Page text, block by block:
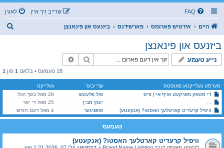
FAQ לאגין שרייב זיך איין
היים אידטיש פארומס פארשידנס ביזנעס און פינאנצן
ביזנעס און פינאנצן
נייע טעמע זוך
18 טעמעס • בלאט 1 פון 1
מערסט געלייקטע פאוסטס שרייבער
געלייקט
די סטאק מארקעט אויף איין פיס
פול פלעטש
28 מאל בסך הכל
די יסודות פון עפענען און אוועקשטעלן א ביזנעס [פון א לעגאלע שטאנדפונקט] -וועכענטליכע שמועס-
יענץ מבין
25 מאל די יאר
וויפיל קרעדיט קארטלעך האסטו? (אנקעטע)
פופציגער 4 מאל דעם חודש
טעמעס
וויפיל קרעדיט קארטלעך האסטו? (אנקעטע)